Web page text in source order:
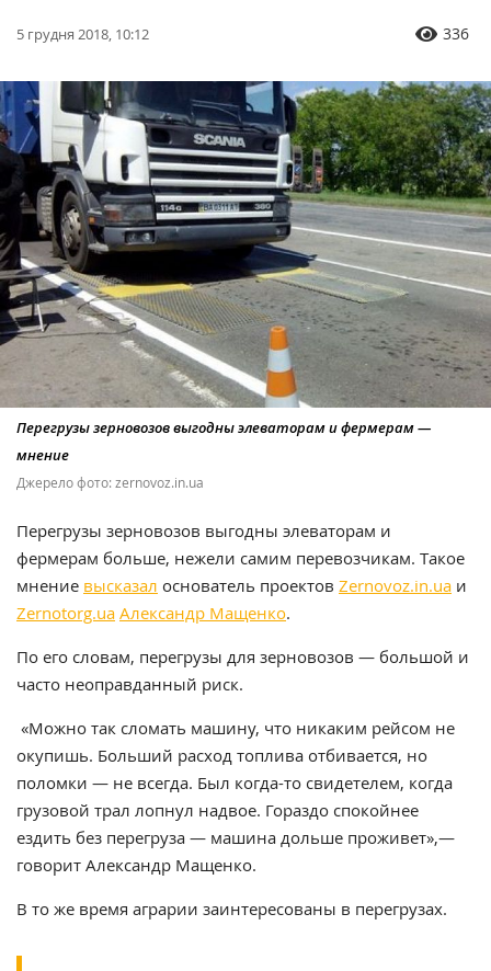
5 грудня 2018, 10:12 336
Перегрузы зерновозов выгодны элеваторам и фермерам —
мнение
Джерело фото: zernovoz.in.ua
Перегрузы зерновозов выгодны элеваторам и
фермерам больше, нежели самим перевозчикам. Такое
мнение высказал основатель проектов Zernovoz.in.ua и
Zernotorg.ua Александр Мащенко.
По его словам, перегрузы для зерновозов — большой и
часто неоправданный риск.
«Можно так сломать машину, что никаким рейсом не
окупишь. Больший расход топлива отбивается, но
поломки — не всегда. Был когда-то свидетелем, когда
грузовой трал лопнул надвое. Гораздо спокойнее
ездить без перегруза — машина дольше проживет»,—
говорит Александр Мащенко.
В то же время аграрии заинтересованы в перегрузах.